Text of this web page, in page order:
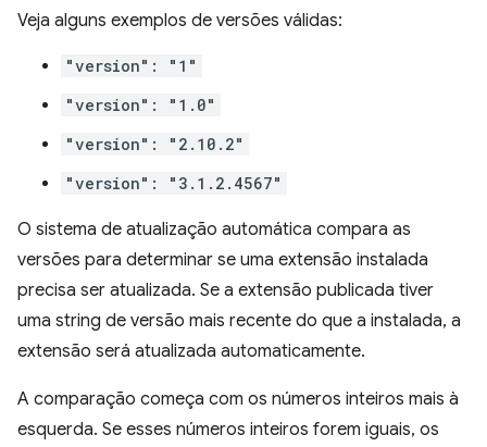
Veja alguns exemplos de versões válidas:
"version": "1"
"version": "1.0"
"version": "2.10.2"
"version": "3.1.2.4567"
O sistema de atualização automática compara as
versões para determinar se uma extensão instalada
precisa ser atualizada. Se a extensão publicada tiver
uma string de versão mais recente do que a instalada, a
extensão será atualizada automaticamente.
A comparação começa com os números inteiros mais à
esquerda. Se esses números inteiros forem iguais, os